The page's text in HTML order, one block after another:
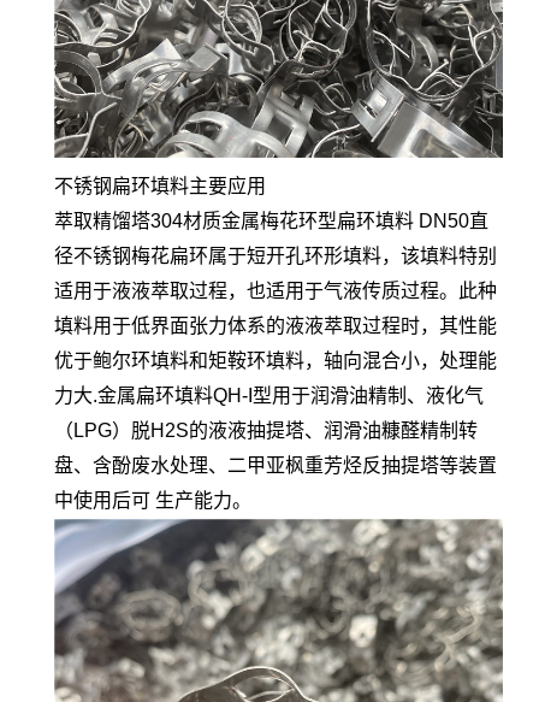
不锈钢扁环填料主要应用
萃取精馏塔304材质金属梅花环型扁环填料 DN50直
径不锈钢梅花扁环属于短开孔环形填料，该填料特别
适用于液液萃取过程，也适用于气液传质过程。此种
填料用于低界面张力体系的液液萃取过程时，其性能
优于鲍尔环填料和矩鞍环填料，轴向混合小，处理能
力大.金属扁环填料QH-I型用于润滑油精制、液化气
（LPG）脱H2S的液液抽提塔、润滑油糠醛精制转
盘、含酚废水处理、二甲亚枫重芳烃反抽提塔等装置
中使用后可 生产能力。